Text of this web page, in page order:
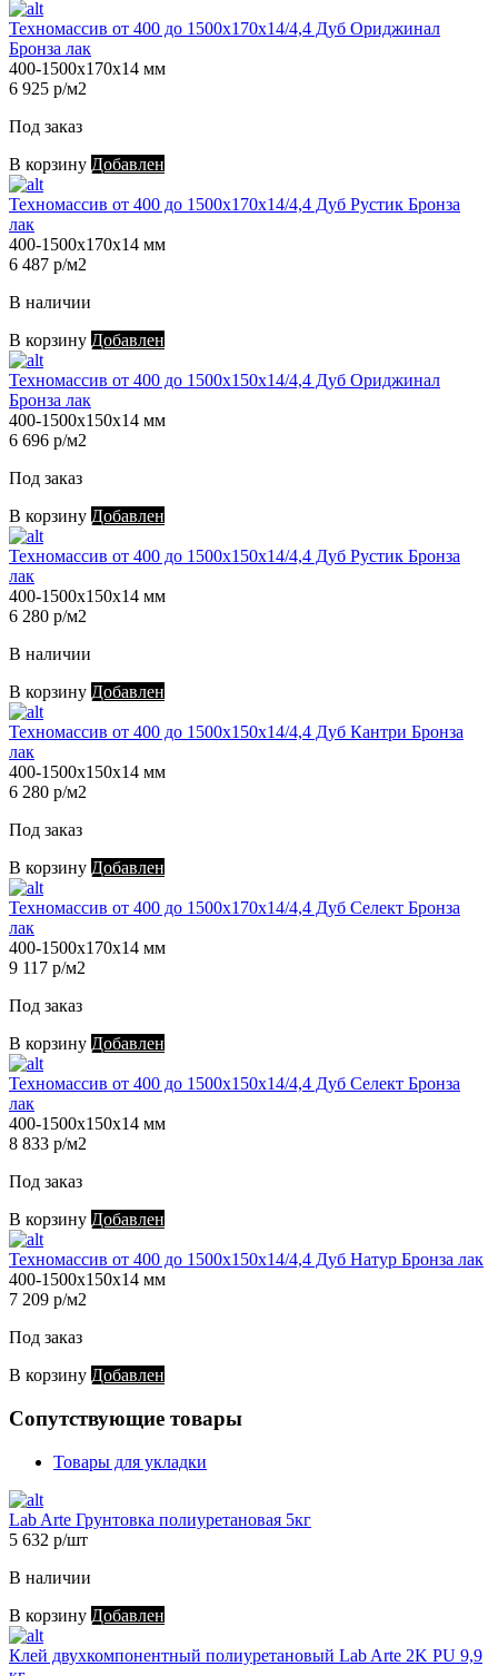
Техномассив от 400 до 1500х170х14/4,4 Дуб Ориджинал
Бронза лак
400-1500х170х14 мм
6 925 р/м2
Под заказ
В корзину Добавлен
Техномассив от 400 до 1500х170х14/4,4 Дуб Рустик Бронза
лак
400-1500х170х14 мм
6 487 р/м2
В наличии
В корзину Добавлен
Техномассив от 400 до 1500х150х14/4,4 Дуб Ориджинал
Бронза лак
400-1500х150х14 мм
6 696 р/м2
Под заказ
В корзину Добавлен
Техномассив от 400 до 1500х150х14/4,4 Дуб Рустик Бронза
лак
400-1500х150х14 мм
6 280 р/м2
В наличии
В корзину Добавлен
Техномассив от 400 до 1500х150х14/4,4 Дуб Кантри Бронза
лак
400-1500х150х14 мм
6 280 р/м2
Под заказ
В корзину Добавлен
Техномассив от 400 до 1500х170х14/4,4 Дуб Селект Бронза
лак
400-1500х170х14 мм
9 117 р/м2
Под заказ
В корзину Добавлен
Техномассив от 400 до 1500х150х14/4,4 Дуб Селект Бронза
лак
400-1500х150х14 мм
8 833 р/м2
Под заказ
В корзину Добавлен
Техномассив от 400 до 1500х150х14/4,4 Дуб Натур Бронза лак
400-1500х150х14 мм
7 209 р/м2
Под заказ
В корзину Добавлен
Сопутствующие товары
Товары для укладки
Lab Arte Грунтовка полиуретановая 5кг
5 632 р/шт
В наличии
В корзину Добавлен
Клей двухкомпонентный полиуретановый Lab Arte 2K PU 9,9